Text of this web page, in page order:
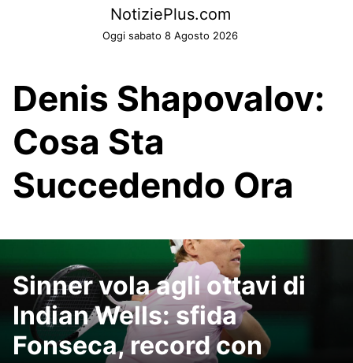
NotiziePlus.com
Oggi sabato 8 Agosto 2026
Denis Shapovalov:
Cosa Sta
Succedendo Ora
Sinner vola agli ottavi di
Indian Wells: sfida
Fonseca, record con